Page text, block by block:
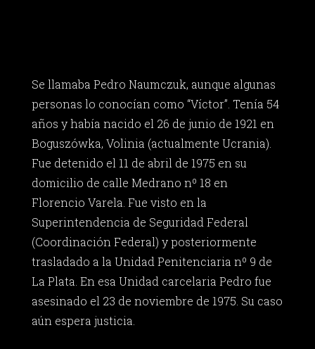
Se llamaba Pedro Naumczuk, aunque algunas
personas lo conocían como “Víctor”. Tenía 54
años y había nacido el 26 de junio de 1921 en
Boguszówka, Volinia (actualmente Ucrania).
Fue detenido el 11 de abril de 1975 en su
domicilio de calle Medrano nº 18 en
Florencio Varela. Fue visto en la
Superintendencia de Seguridad Federal
(Coordinación Federal) y posteriormente
trasladado a la Unidad Penitenciaria nº 9 de
La Plata. En esa Unidad carcelaria Pedro fue
asesinado el 23 de noviembre de 1975. Su caso
aún espera justicia.